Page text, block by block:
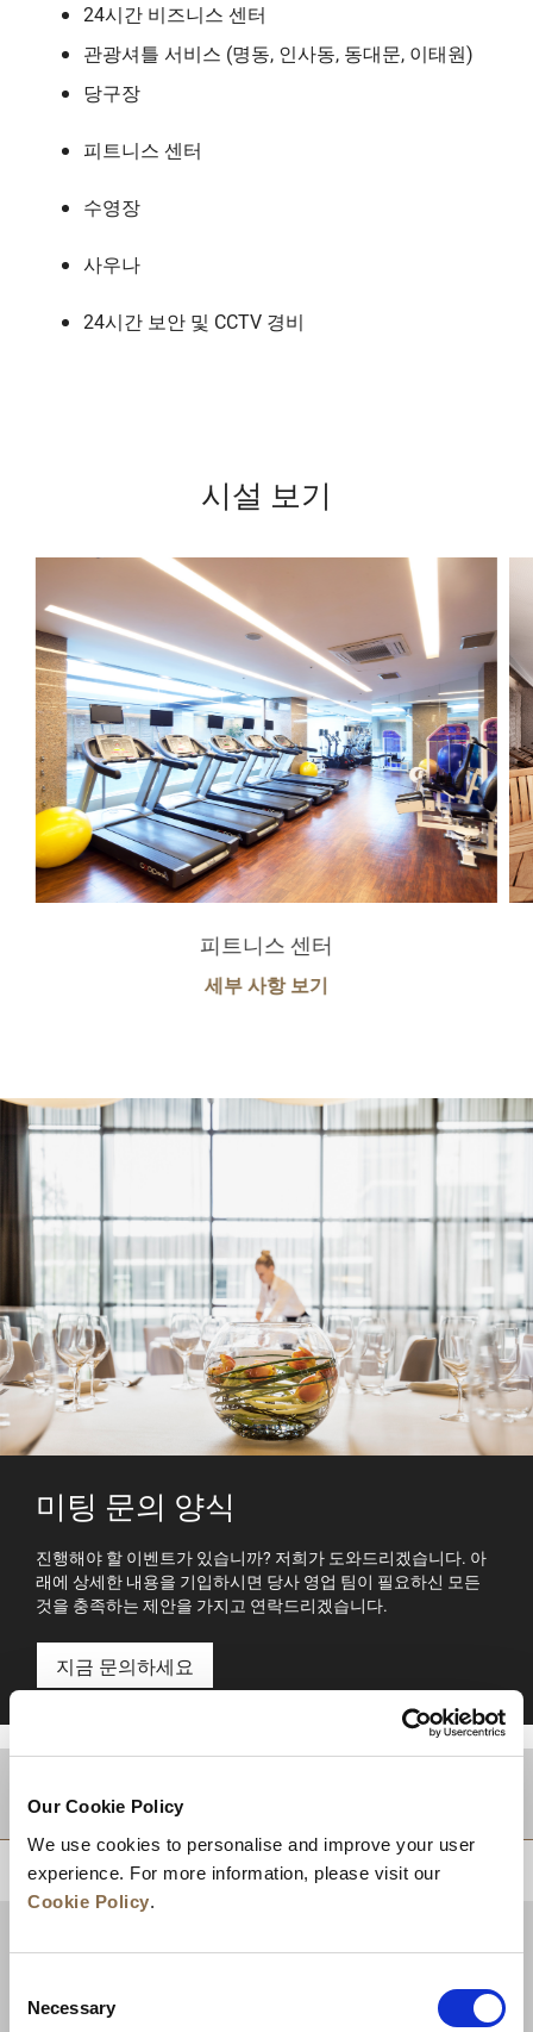
Our Cookie Policy
We use cookies to personalise and improve your user
experience. For more information, please visit our
Cookie Policy.
Selection
Necessary
24시간 비즈니스 센터
관광셔틀 서비스 (명동, 인사동, 동대문, 이태원)
당구장
피트니스 센터
수영장
사우나
24시간 보안 및 CCTV 경비
시설 보기
피트니스 센터
세부 사항 보기
미팅 문의 양식
진행해야 할 이벤트가 있습니까? 저희가 도와드리겠습니다. 아
래에 상세한 내용을 기입하시면 당사 영업 팀이 필요하신 모든
것을 충족하는 제안을 가지고 연락드리겠습니다.
지금 문의하세요
적지
상단으로 돌아가기